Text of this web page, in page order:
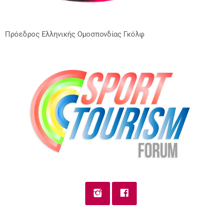
Πρόεδρος Ελληνικής Ομοσπονδίας Γκόλφ